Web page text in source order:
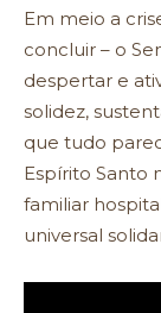
Em meio a
concluir – o
despertar e
solidez,
que tudo
Espírito Santo
familiar
universal